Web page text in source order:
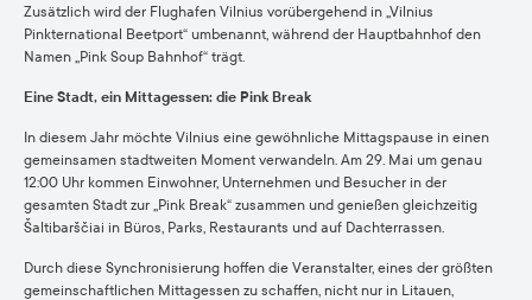
Zusätzlich wird der Flughafen Vilnius vorübergehend in „Vilnius
Pinkternational Beetport“ umbenannt, während der Hauptbahnhof den
Namen „Pink Soup Bahnhof“ trägt.
Eine Stadt, ein Mittagessen: die Pink Break
In diesem Jahr möchte Vilnius eine gewöhnliche Mittagspause in einen
gemeinsamen stadtweiten Moment verwandeln. Am 29. Mai um genau
12:00 Uhr kommen Einwohner, Unternehmen und Besucher in der
gesamten Stadt zur „Pink Break“ zusammen und genießen gleichzeitig
Šaltibarščiai in Büros, Parks, Restaurants und auf Dachterrassen.
Durch diese Synchronisierung hoffen die Veranstalter, eines der größten
gemeinschaftlichen Mittagessen zu schaffen, nicht nur in Litauen,